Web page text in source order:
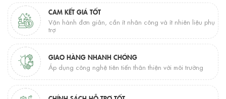
CAM KẾT GIÁ TỐT
Vận hành đơn giản, cần ít nhân công và ít nhiên liệu phụ
trợ
GIAO HÀNG NHANH CHÓNG
Áp dụng công nghệ tiên tiến thân thiện với môi trường